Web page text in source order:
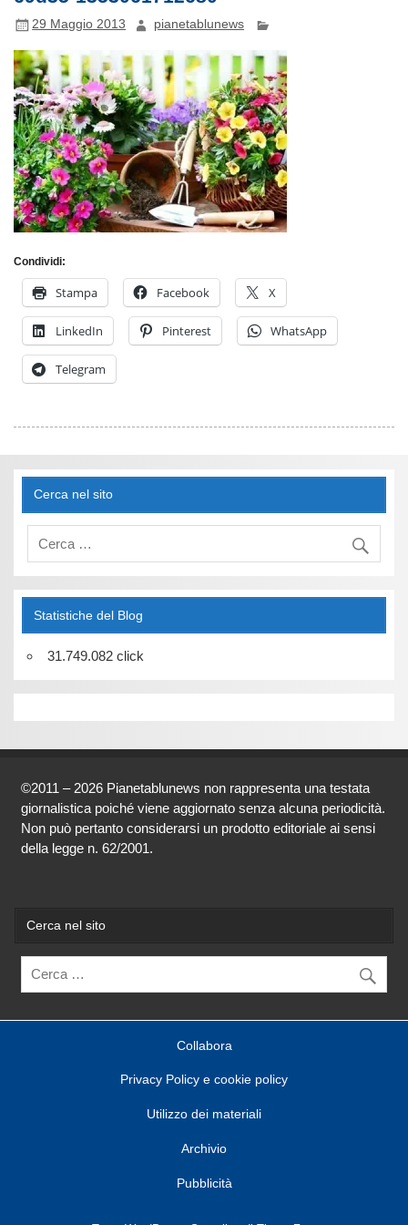
29 Maggio 2013 pianetablunews
Condividi:
Stampa Facebook X
LinkedIn Pinterest WhatsApp
Telegram
Cerca nel sito
Statistiche del Blog
31.749.082 click
©2011 – 2026 Pianetablunews non rappresenta una testata
giornalistica poiché viene aggiornato senza alcuna periodicità.
Non può pertanto considerarsi un prodotto editoriale ai sensi
della legge n. 62/2001.
Cerca nel sito
Collabora
Privacy Policy e cookie policy
Utilizzo dei materiali
Archivio
Pubblicità